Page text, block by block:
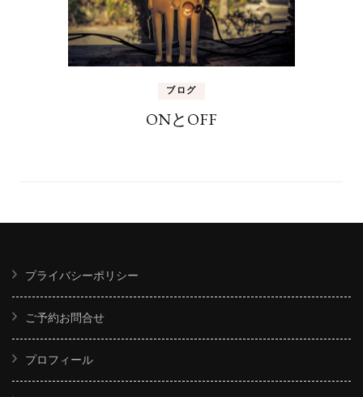
ブログ
ONとOFF
プライバシーポリシー
ご予約お問合せ
プロフィール